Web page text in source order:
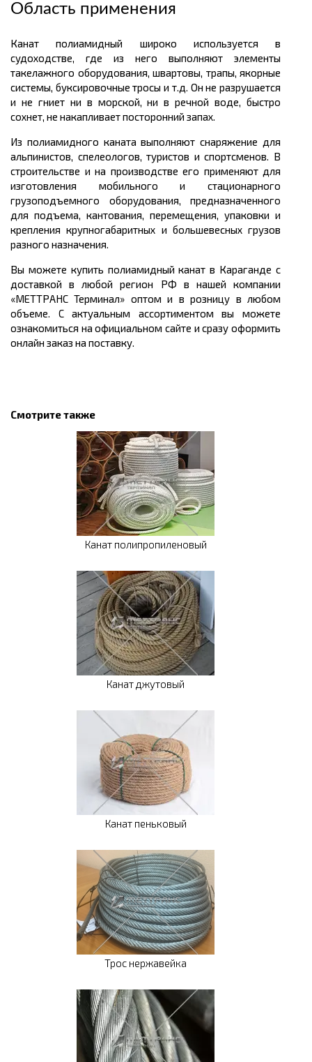
Область применения
Канат полиамидный широко используется в
судоходстве, где из него выполняют элементы
такелажного оборудования, швартовы, трапы, якорные
системы, буксировочные тросы и т.д. Он не разрушается
и не гниет ни в морской, ни в речной воде, быстро
сохнет, не накапливает посторонний запах.
Из полиамидного каната выполняют снаряжение для
альпинистов, спелеологов, туристов и спортсменов. В
строительстве и на производстве его применяют для
изготовления мобильного и стационарного
грузоподъемного оборудования, предназначенного
для подъема, кантования, перемещения, упаковки и
крепления крупногабаритных и большевесныхгрузов
разного назначения.
Вы можете купить полиамидный канат в Караганде с
доставкой в любой регион РФ в нашей компании
«МЕТТРАНС Терминал» оптом и в розницу в любом
объеме. С актуальным ассортиментом вы можете
ознакомиться на официальном сайте и сразу оформить
онлайн заказ на поставку.
Смотрите также
Канат полипропиленовый
Канат джутовый
Канат пеньковый
Трос нержавейка